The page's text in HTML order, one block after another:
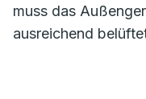
muss das
ausreichend